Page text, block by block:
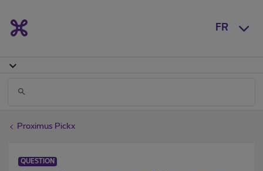
FR
Proximus Pickx
QUESTION